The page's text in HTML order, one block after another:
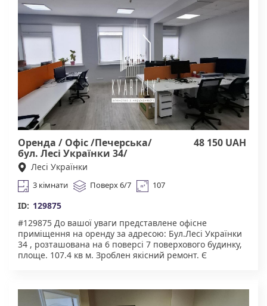
торгові центри, ресторани, велика кількість
магазинів. Зручна транспортна розв'язка : найближчі
станції метро- Площа Льва Толстого, Університет,
Олімпійська. Агенство нерухомості "Квартали"
Працюючи з нами, ви отримуєте лише перевірене
житло від реальних орендодавців за адекватною
ціною. Підтримка на всіх етапах угоди. Ми гарантуємо,
що ви залишитеся задоволені співпрацею! Комісія
50% за фактом підписання договору оренди.
Оренда / Офіс /Печерська/
бул. Лесі Українки 34/
Печерський/ Київ
48 150 UAH
Лесі Українки
3 кімнати Поверх 6/7 107
ID: 129875
#129875 До вашої уваги представлене офісне
приміщення на оренду за адресою: Бул.Лесі Українки
34 , розташована на 6 поверсі 7 поверхового будинку,
площе. 107.4 кв м. Зроблен якісний ремонт. Є
торгові центри, ресторани, велика кількість
магазинів, школи, дитячі садки, поліклініка,